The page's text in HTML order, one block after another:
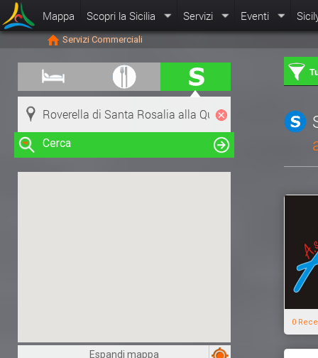
Mappa Scopri la Sicilia Servizi Eventi
Servizi Commerciali
Cerca
Espandi mappa
0